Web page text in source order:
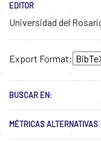
EDITOR
Universidad del
Export Format:
BUSCAR EN:
MÉTRICAS ALTERNATIVAS